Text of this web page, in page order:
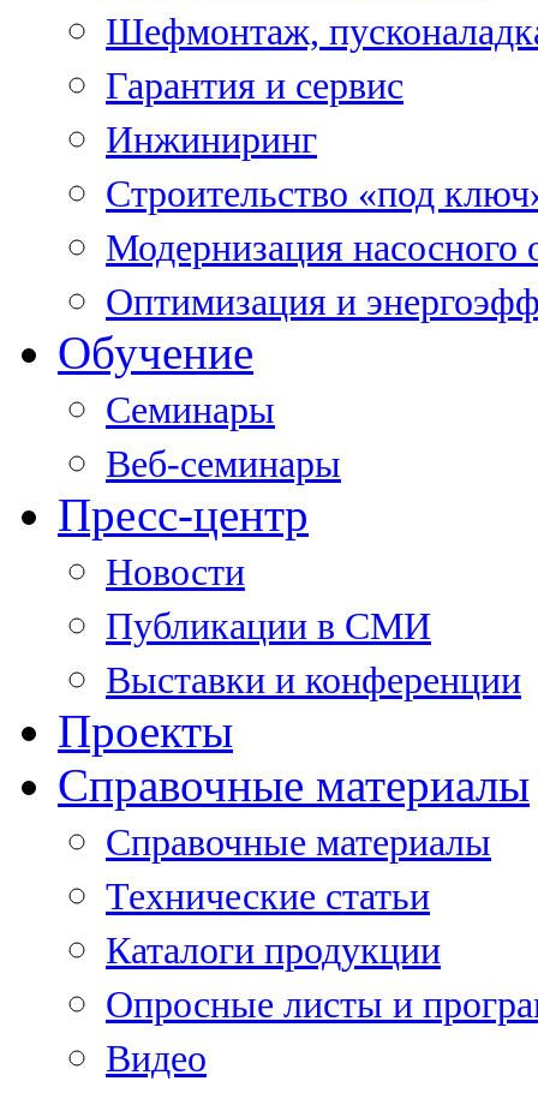
Шефмонтаж,
Гарантия и сервис
Инжиниринг
Строительство «под
Модернизация насосного
Оптимизация и
Обучение
Семинары
Веб-семинары
Пресс-центр
Новости
Публикации в СМИ
Выставки и конференции
Проекты
Справочные материалы
Справочные материалы
Технические статьи
Каталоги продукции
Опросные листы и
Видео